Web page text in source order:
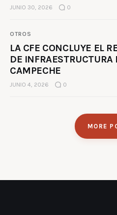
JUNIO 30, 2026 0
OTROS
LA CFE CONCLUYE EL
DE INFRAESTRUCTURA
CAMPECHE
JUNIO 4, 2026 0
MORE